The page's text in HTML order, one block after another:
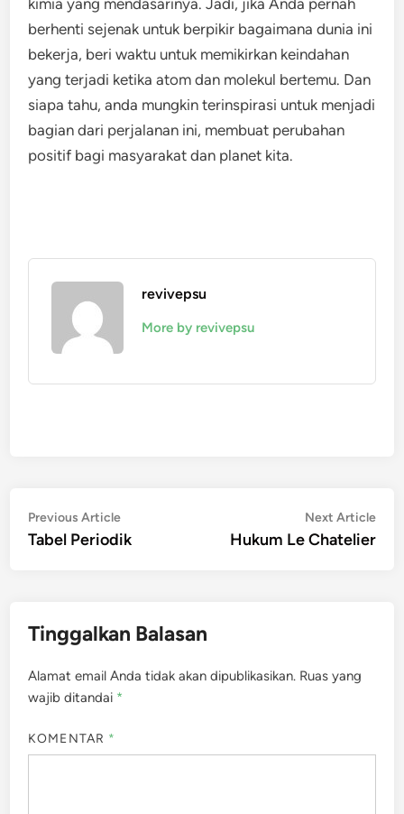
kimia yang mendasarinya. Jadi, jika Anda pernah
berhenti sejenak untuk berpikir bagaimana dunia ini
bekerja, beri waktu untuk memikirkan keindahan
yang terjadi ketika atom dan molekul bertemu. Dan
siapa tahu, anda mungkin terinspirasi untuk menjadi
bagian dari perjalanan ini, membuat perubahan
positif bagi masyarakat dan planet kita.
revivepsu
More by revivepsu
Navigasi
pos
Previous ArticlePrevious
article:
Tabel Periodik
Next Article
Hukum Le Chatelier
Tinggalkan Balasan
Alamat email Anda tidak akan dipublikasikan. Ruas yang
wajib ditandai *
KOMENTAR *